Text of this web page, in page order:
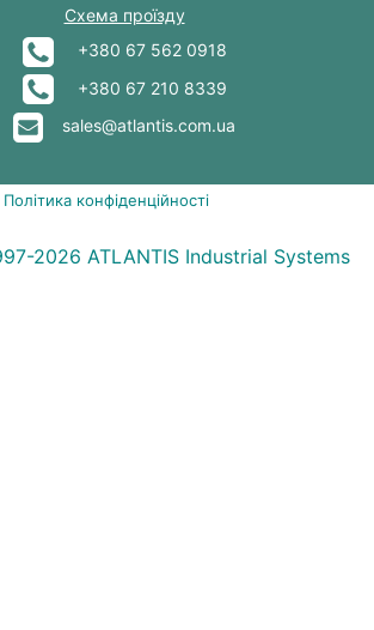
Схема проїзду
+380 67 562 0918
+380 67 210 8339
sales@atlantis.com.ua
Політика конфіденційності
2026 ATLANTIS Industrial Systems